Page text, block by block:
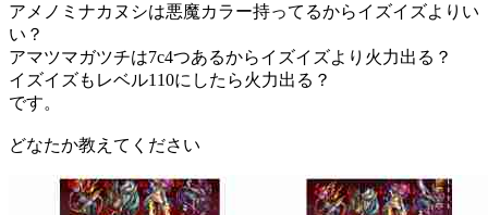
アメノミナカヌシは悪魔カラー持ってるからイズイズよりい
い？
アマツマガツチは7c4つあるからイズイズより火力出る？
イズイズもレベル110にしたら火力出る？
です。
どなたか教えてください